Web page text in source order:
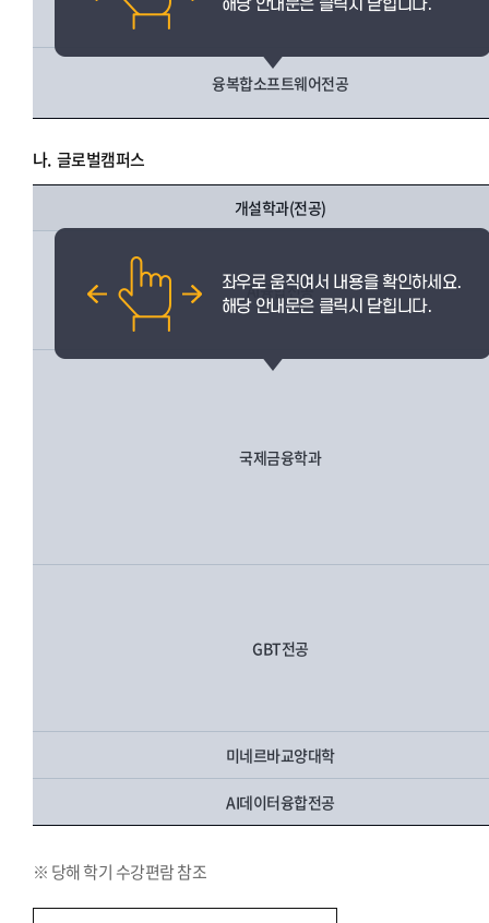
융복합소프트웨어전공
나. 글로벌캠퍼스
개설학과(전공)
AI융합전공
국제금융학과
GBT전공
미네르바교양대학
AI데이터융합전공
※ 당해 학기 수강편람 참조